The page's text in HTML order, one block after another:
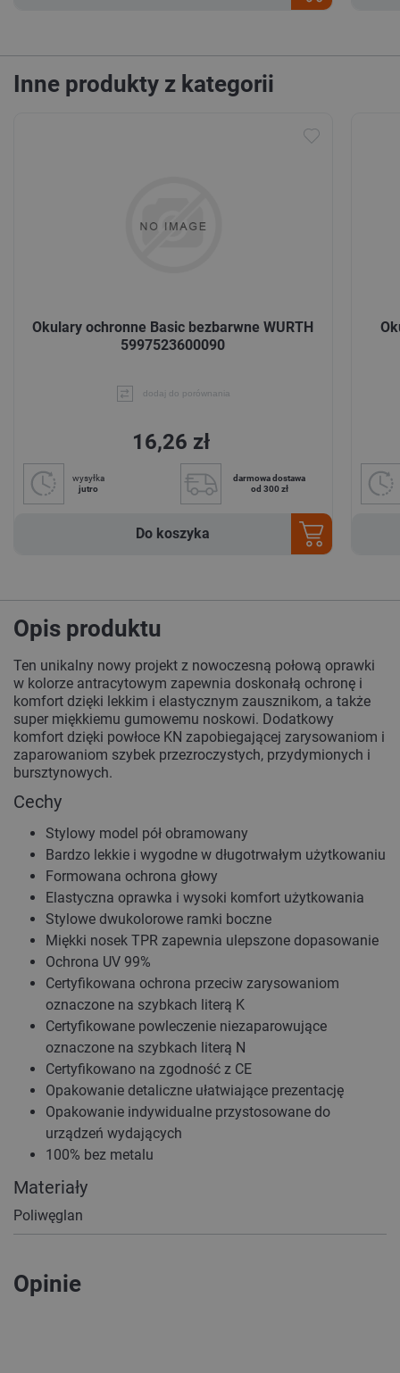
Inne produkty z kategorii
Okulary ochronne Basic bezbarwne WURTH
5997523600090
dodaj do porównania
16,26 zł
wysyłka
jutro
darmowa dostawa
od 300 zł
Do koszyka
Opis produktu
Ten unikalny nowy projekt z nowoczesną połową oprawki
w kolorze antracytowym zapewnia doskonałą ochronę i
komfort dzięki lekkim i elastycznym zausznikom, a także
super miękkiemu gumowemu noskowi. Dodatkowy
komfort dzięki powłoce KN zapobiegającej zarysowaniom i
zaparowaniom szybek przezroczystych, przydymionych i
bursztynowych.
Cechy
Stylowy model pół obramowany
Bardzo lekkie i wygodne w długotrwałym użytkowaniu
Formowana ochrona głowy
Elastyczna oprawka i wysoki komfort użytkowania
Stylowe dwukolorowe ramki boczne
Miękki nosek TPR zapewnia ulepszone dopasowanie
Ochrona UV 99%
Certyfikowana ochrona przeciw zarysowaniom
oznaczone na szybkach literą K
Certyfikowane powleczenie niezaparowujące
oznaczone na szybkach literą N
Certyfikowano na zgodność z CE
Opakowanie detaliczne ułatwiające prezentację
Opakowanie indywidualne przystosowane do
urządzeń wydających
100% bez metalu
Materiały
Poliwęglan
Opinie